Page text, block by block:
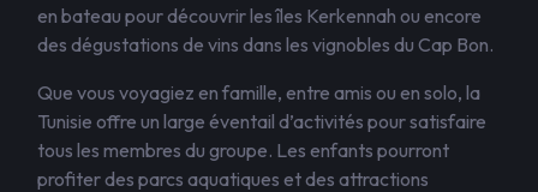
en bateau pour découvrir les îles Kerkennah ou encore
des dégustations de vins dans les vignobles du Cap Bon.
Que vous voyagiez en famille, entre amis ou en solo, la
Tunisie offre un large éventail d’activités pour satisfaire
tous les membres du groupe. Les enfants pourront
profiter des parcs aquatiques et des attractions